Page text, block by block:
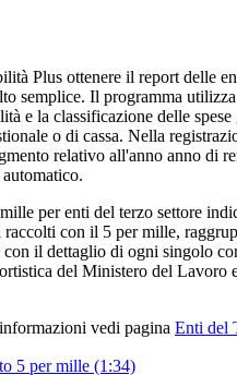
Plus ottenere il report delle
semplice. Il programma
e la classificazione delle spese
o di cassa. Nella
relativo all'anno anno di
per enti del terzo settore
con il 5 per mille,
con il dettaglio di ogni singolo
del Ministero del Lavoro
vedi pagina Enti del
5 per mille (1:34)